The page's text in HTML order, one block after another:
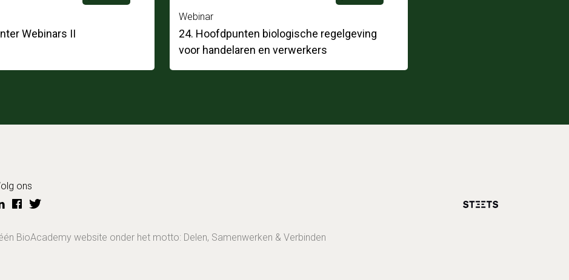
Webinars II
Webinar
24. Hoofdpunten biologische regelgeving
voor handelaren en verwerkers
ons
BioAcademy website onder het motto: Delen, Samenwerken & Verbinden